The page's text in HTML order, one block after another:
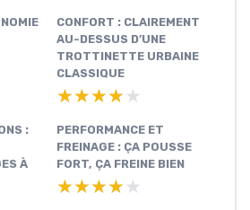
CONFORT : CLAIREMENT
AU-DESSUS D’UNE
TROTTINETTE URBAINE
CLASSIQUE
★★★★★
★★★★★
:
À
PERFORMANCE ET
FREINAGE : ÇA POUSSE
FORT, ÇA FREINE BIEN
★★★★★
★★★★★